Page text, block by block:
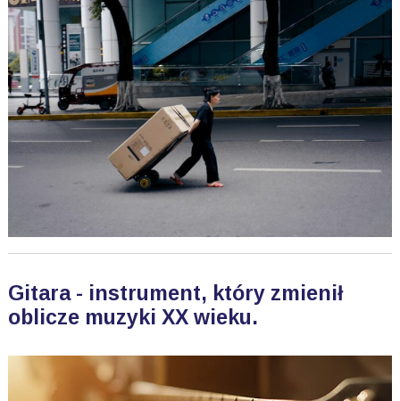
Gitara - instrument, który zmienił
oblicze muzyki XX wieku.